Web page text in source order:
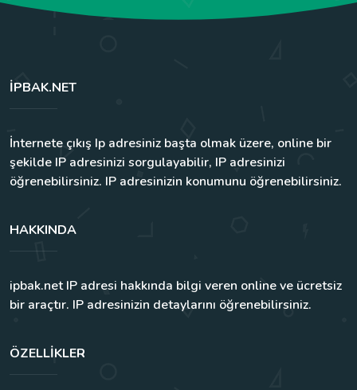
IPBAK.NET
İnternete çıkış Ip adresiniz başta olmak üzere, online bir
şekilde IP adresinizi sorgulayabilir, IP adresinizi
öğrenebilirsiniz. IP adresinizin konumunu öğrenebilirsiniz.
HAKKINDA
ipbak.net IP adresi hakkında bilgi veren online ve ücretsiz
bir araçtır. IP adresinizin detaylarını öğrenebilirsiniz.
ÖZELLIKLER